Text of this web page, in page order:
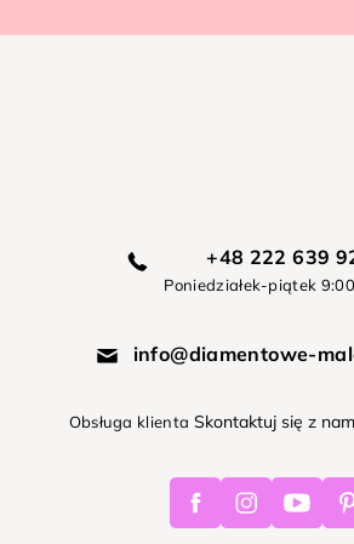
+48 222 639
Poniedziałek-piątek
info@diamentowe-
Obsługa klienta Skontaktuj się z
FacebookInstagramYoutube